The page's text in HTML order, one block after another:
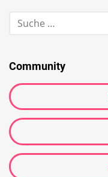
Suche
nach:
Community